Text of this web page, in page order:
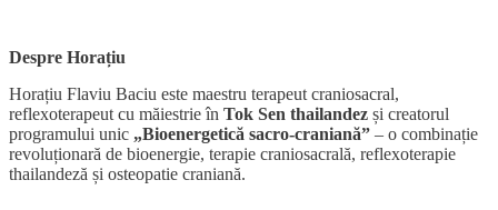
Despre Horațiu
Horațiu Flaviu Baciu este maestru terapeut craniosacral,
reflexoterapeut cu măiestrie în Tok Sen thailandez și creatorul
programului unic „Bioenergetică sacro-craniană” – o combinație
revoluționară de bioenergie, terapie craniosacrală, reflexoterapie
thailandeză și osteopatie craniană.